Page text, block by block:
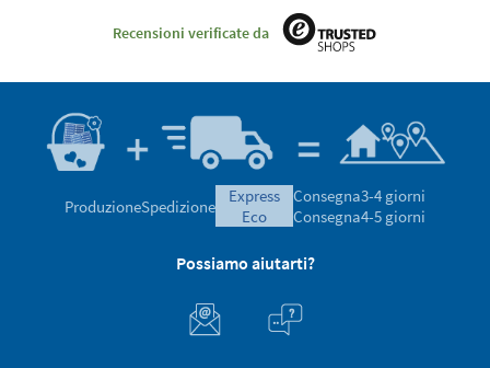
Recensioni verificate da
ProduzioneSpedizione
express
eco
Consegna3-4 giorni
Consegna4-5 giorni
Possiamo aiutarti?